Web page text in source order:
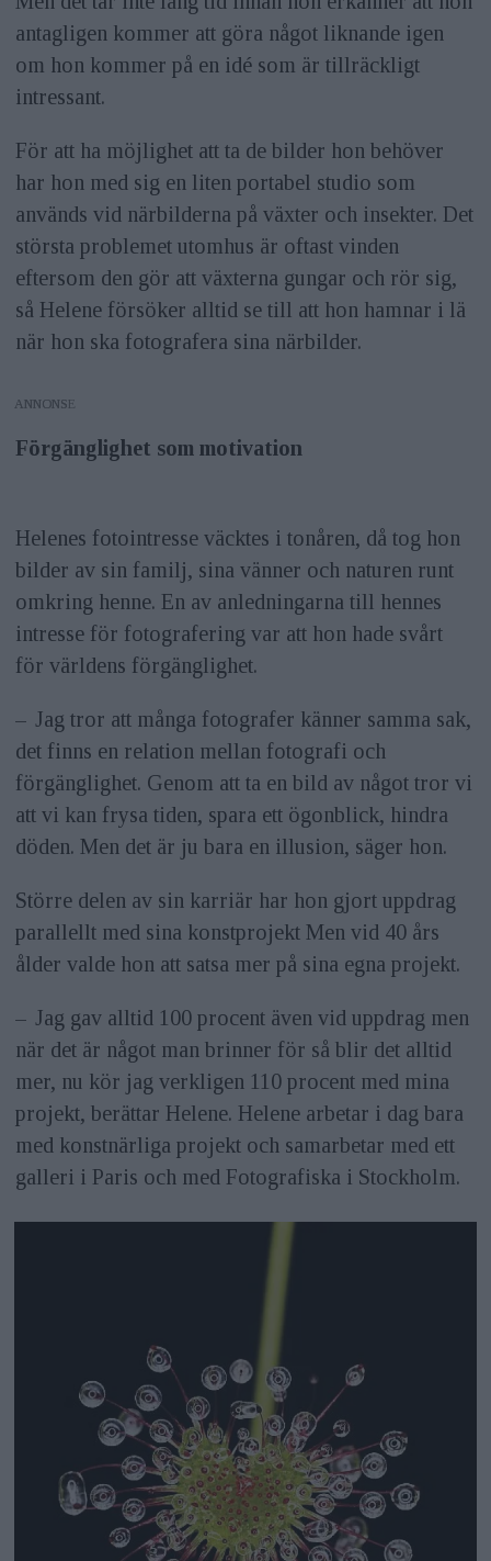
antagligen kommer att göra något liknande igen
om hon kommer på en idé som är tillräckligt
intressant.
För att ha möjlighet att ta de bilder hon behöver
har hon med sig en liten portabel studio som
används vid närbilderna på växter och insekter. Det
största problemet utomhus är oftast vinden
eftersom den gör att växterna gungar och rör sig,
så Helene försöker alltid se till att hon hamnar i lä
när hon ska fotografera sina närbilder.
ANNONS
Förgänglighet som motivation
Helenes fotointresse väcktes i tonåren, då tog hon
bilder av sin familj, sina vänner och naturen runt
omkring henne. En av anledningarna till hennes
intresse för fotografering var att hon hade svårt
för världens förgänglighet.
– Jag tror att många fotografer känner samma sak,
det finns en relation mellan fotografi och
förgänglighet. Genom att ta en bild av något tror vi
att vi kan frysa tiden, spara ett ögonblick, hindra
döden. Men det är ju bara en illusion, säger hon.
Större delen av sin karriär har hon gjort uppdrag
parallellt med sina konstprojekt Men vid 40 års
ålder valde hon att satsa mer på sina egna projekt.
– Jag gav alltid 100 procent även vid uppdrag men
när det är något man brinner för så blir det alltid
mer, nu kör jag verkligen 110 procent med mina
projekt, berättar Helene. Helene arbetar i dag bara
med konstnärliga projekt och samarbetar med ett
galleri i Paris och med Fotografiska i Stockholm.